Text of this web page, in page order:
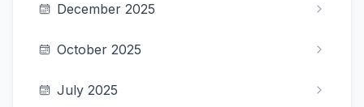
December 2025
October 2025
July 2025